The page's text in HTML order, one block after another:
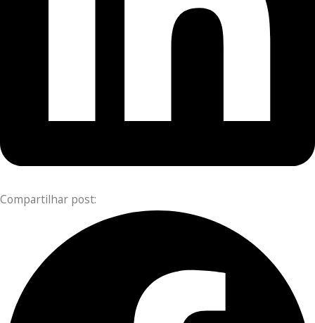
Compartilhar post: